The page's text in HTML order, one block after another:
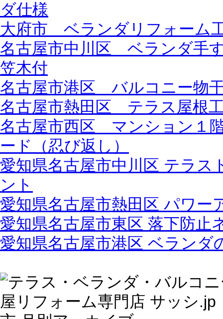
ダ仕様
大府市 ベランダリフォーム
名古屋市中川区 ベランダ
笠木付
名古屋市港区 バルコニー物
名古屋市熱田区 テラス屋根
名古屋市西区 マンション１
ード（忍び返し）
愛知県名古屋市中川区 テラ
ント
愛知県名古屋市熱田区 パワー
愛知県名古屋市東区 落下防止
愛知県名古屋市港区 ベランダ